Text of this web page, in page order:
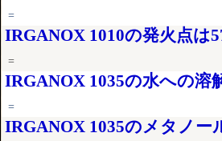
=
IRGANOX 1010の発火点は
=
IRGANOX 1035の水への溶
=
IRGANOX 1035のメタノー